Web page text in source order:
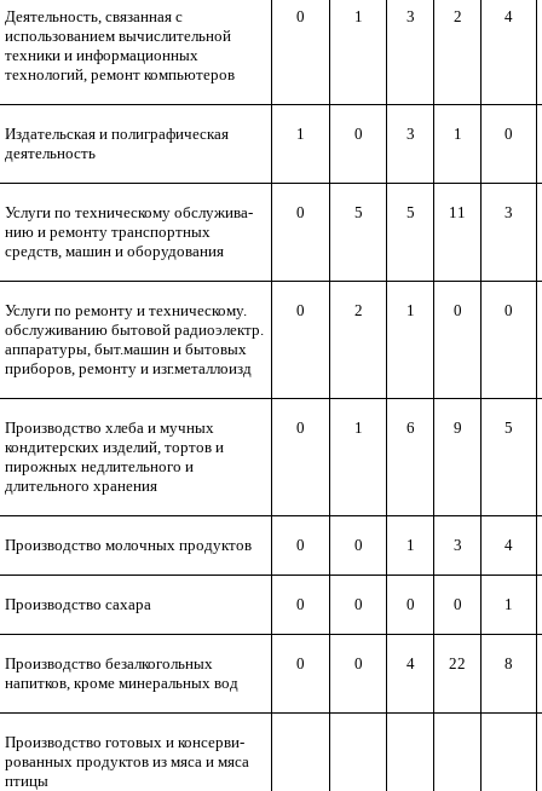
Деятельность, связанная с
использованием вычислительной
техники и информационных
технологий, ремонт компьютеров
0 1 3 2 4
Издательская и полиграфическая
деятельность
1 0 3 1 0
Услуги по техническому обслужива-
нию и ремонту транспортных
средств, машин и оборудования
0 5 5 11 3
Услуги по ремонту и техническому.
обслуживанию бытовой радиоэлектр.
аппаратуры, быт.машин и бытовых
приборов, ремонту и изг.металлоизд
0 2 1 0 0
Производство хлеба и мучных
кондитерских изделий, тортов и
пирожных недлительного и
длительного хранения
0 1 6 9 5
Производство молочных продуктов 0 0 1 3 4
Производство сахара 0 0 0 0 1
Производство безалкогольных
напитков, кроме минеральных вод
0 0 4 22 8
Производство готовых и консерви-
рованных продуктов из мяса и мяса
птицы